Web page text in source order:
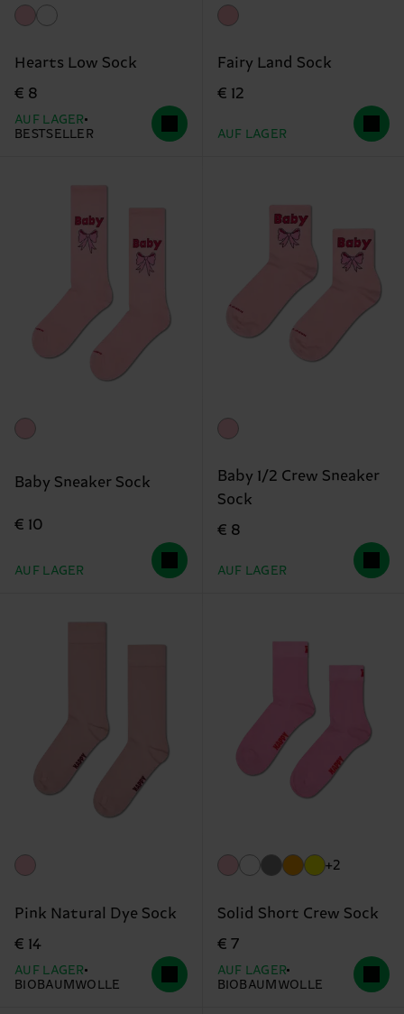
Hearts Low Sock
€ 8
AUF LAGER
BESTSELLER
Fairy Land Sock
€ 12
AUF LAGER
Baby Sneaker Sock
€ 10
AUF LAGER
Baby 1/2 Crew Sneaker
Sock
€ 8
AUF LAGER
Pink Natural Dye Sock
€ 14
AUF LAGER
BIOBAUMWOLLE
+2
Solid Short Crew Sock
€ 7
AUF LAGER
BIOBAUMWOLLE